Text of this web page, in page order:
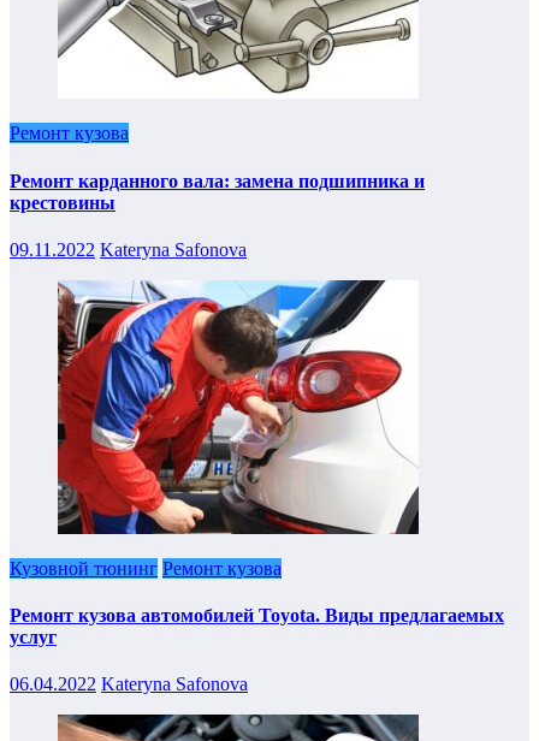
Ремонт кузова
Ремонт карданного вала: замена подшипника и
крестовины
09.11.2022 Kateryna Safonova
Кузовной тюнинг Ремонт кузова
Ремонт кузова автомобилей Toyota. Виды предлагаемых
услуг
06.04.2022 Kateryna Safonova